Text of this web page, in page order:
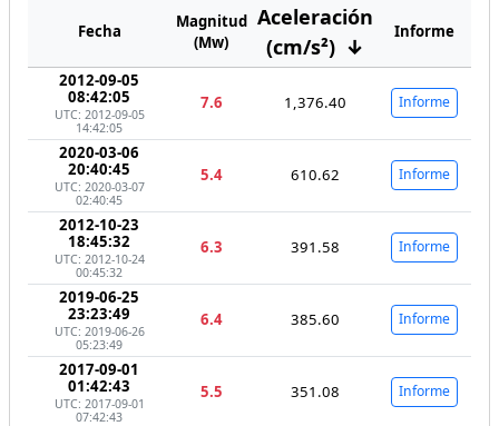
Fecha
Magnitud
(Mw)
Aceleración
(cm/s²) ↓
Informe
2012-09-05
08:42:05
UTC: 2012-09-05
14:42:05
7.6 1,376.40 Informe
2020-03-06
20:40:45
UTC: 2020-03-07
02:40:45
5.4 610.62 Informe
2012-10-23
18:45:32
UTC: 2012-10-24
00:45:32
6.3 391.58 Informe
2019-06-25
23:23:49
UTC: 2019-06-26
05:23:49
6.4 385.60 Informe
2017-09-01
01:42:43
UTC: 2017-09-01
07:42:43
5.5 351.08 Informe